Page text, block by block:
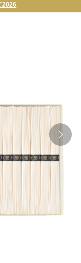
2026